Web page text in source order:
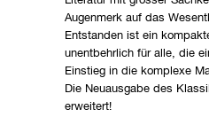
Augenmerk auf das
Entstanden ist ein
unentbehrlich für alle, die
Einstieg in die komplexe
Die Neuausgabe des
erweitert!